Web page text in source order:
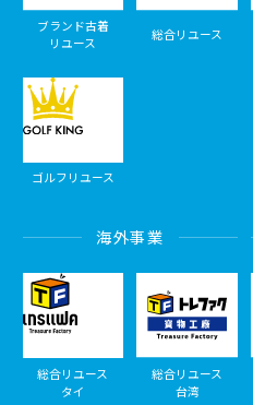
ブランド古着
リユース
総合リユース
ゴルフリユース
海外事業
総合リユース
タイ
総合リユース
台湾